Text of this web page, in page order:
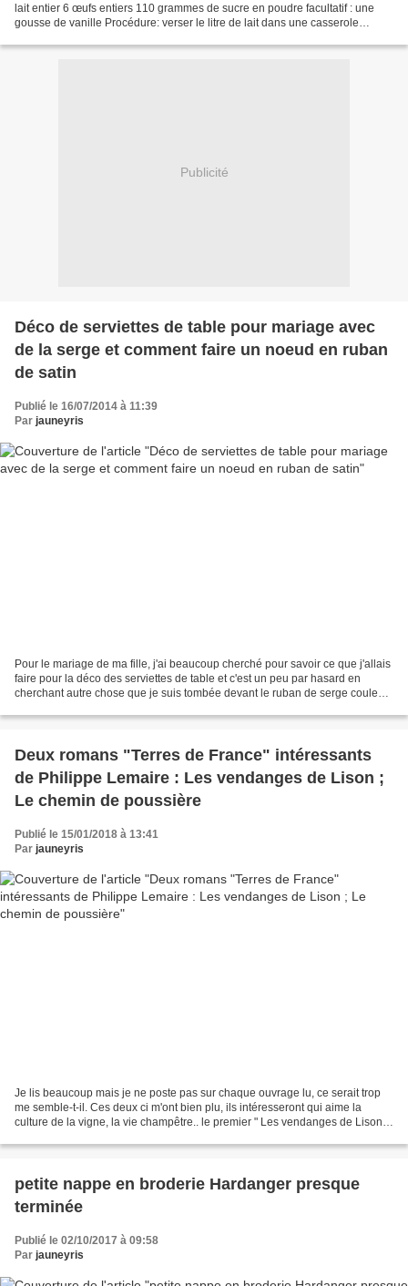
lait entier 6 œufs entiers 110 grammes de sucre en poudre facultatif : une
gousse de vanille Procédure: verser le litre de lait dans une casserole
Publicité
Déco de serviettes de table pour mariage avec
de la serge et comment faire un noeud en ruban
de satin
Publié le 16/07/2014 à 11:39
Par jauneyris
Pour le mariage de ma fille, j'ai beaucoup cherché pour savoir ce que j'allais
faire pour la déco des serviettes de table et c'est un peu par hasard en
cherchant autre chose que je suis tombée devant le ruban de serge couleur
Deux romans "Terres de France" intéressants
de Philippe Lemaire : Les vendanges de Lison ;
Le chemin de poussière
Publié le 15/01/2018 à 13:41
Par jauneyris
Je lis beaucoup mais je ne poste pas sur chaque ouvrage lu, ce serait trop
me semble-t-il. Ces deux ci m'ont bien plu, ils intéresseront qui aime la
culture de la vigne, la vie champêtre.. le premier " Les vendanges de Lison"
petite nappe en broderie Hardanger presque
terminée
Publié le 02/10/2017 à 09:58
Par jauneyris